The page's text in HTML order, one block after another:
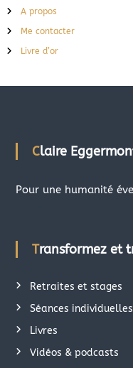
A propos
Me contacter
Livre d’or
Claire
Pour une humanité
Transformez et
Retraites et stages
Séances individuelles
Livres
Vidéos & podcasts